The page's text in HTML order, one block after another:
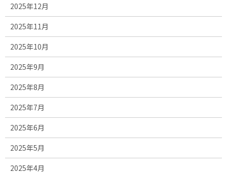
2025年12月
2025年11月
2025年10月
2025年9月
2025年8月
2025年7月
2025年6月
2025年5月
2025年4月